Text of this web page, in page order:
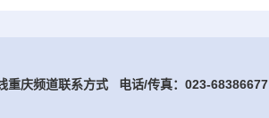
重庆频道联系方式 电话/传真：023-68386677